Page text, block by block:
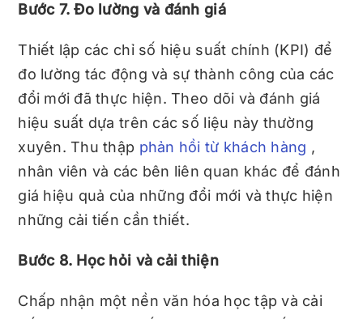
Bước 7. Đo lường và đánh giá
Thiết lập các chỉ số hiệu suất chính (KPI) để
đo lường tác động và sự thành công của các
đổi mới đã thực hiện. Theo dõi và đánh giá
hiệu suất dựa trên các số liệu này thường
xuyên. Thu thập phản hồi từ khách hàng ,
nhân viên và các bên liên quan khác để đánh
giá hiệu quả của những đổi mới và thực hiện
những cải tiến cần thiết.
Bước 8. Học hỏi và cải thiện
Chấp nhận một nền văn hóa học tập và cải